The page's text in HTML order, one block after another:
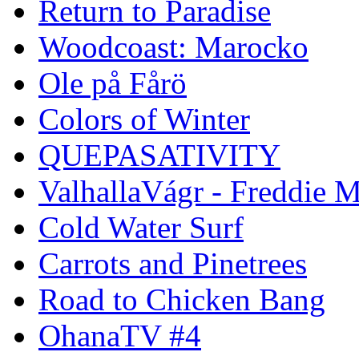
Return to Paradise
Woodcoast: Marocko
Ole på Fårö
Colors of Winter
QUEPASATIVITY
ValhallaVágr - Freddie
Cold Water Surf
Carrots and Pinetrees
Road to Chicken Bang
OhanaTV #4